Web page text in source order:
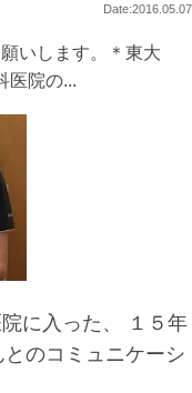
Date:2016.05.07
いします。＊東大
医院の...
に入った、 １５年
のコミュニケーシ